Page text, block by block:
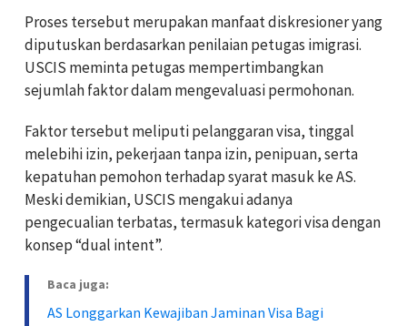
Proses tersebut merupakan manfaat diskresioner yang
diputuskan berdasarkan penilaian petugas imigrasi.
USCIS meminta petugas mempertimbangkan
sejumlah faktor dalam mengevaluasi permohonan.
Faktor tersebut meliputi pelanggaran visa, tinggal
melebihi izin, pekerjaan tanpa izin, penipuan, serta
kepatuhan pemohon terhadap syarat masuk ke AS.
Meski demikian, USCIS mengakui adanya
pengecualian terbatas, termasuk kategori visa dengan
konsep “dual intent”.
Baca juga:
AS Longgarkan Kewajiban Jaminan Visa Bagi